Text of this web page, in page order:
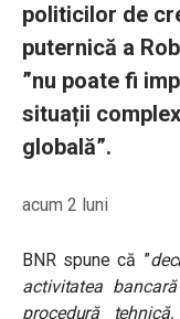
politicilor de
puternică a
”nu poate fi
situații
globală”.
acum 2 luni
BNR spune că ”
activitatea
procedură